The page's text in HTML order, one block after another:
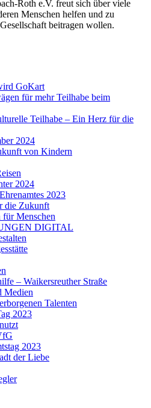
Roth e.V. freut sich über viele
Menschen helfen und zu
beitragen wollen.
GoKart
für mehr Teilhabe beim
Teilhabe – Ein Herz für die
2024
von Kindern
2024
2023
die Zukunft
für Menschen
DIGITAL
– Waikersreuther Straße
Medien
Talenten
2023
2023
der Liebe